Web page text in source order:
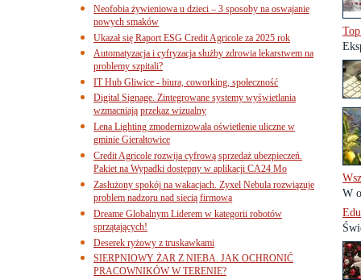
W
Neofobia żywieniowa u dzieci – 3 sposoby na oswajanie
nowych smaków
Ukazał się Raport ESG Credit Agricole za 2025 rok
Automatyzacja i cyfryzacja służby zdrowia lekarstwem na
problemy szpitali?
IT Hub Gliwice - biura, coworking, społeczność
Digital Signage. Zintegrowane systemy wyświetlania
wzmacniają przekaz wizualny
Lena Lighting zmodernizowała oświetlenie uliczne w
gminie Gierałtowice
Credit Agricole rozwija cyfrową sprzedaż ubezpieczeń.
Pakiet na Wypadki dostępny w aplikacji CA24 Mo
Zasłużony spokój na wakacjach. Zyxel Nebula rozwiązuje
problem nadzoru nad siecią firmową
Dreame Globalnym Liderem w kategorii robotów
sprzątających!
Deserek ryżowy z truskawkami
SIERPNIOWY ŻAR Z NIEBA. JAK OCHRONIĆ
PRACOWNIKÓW W TERENIE?